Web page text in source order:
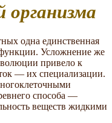
организма
одна единственная
функции. Усложнение же
привело к
— их специализации.
способа —
веществ жидкими